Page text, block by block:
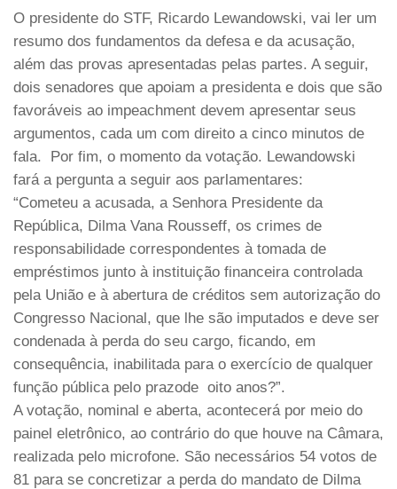
O presidente do STF, Ricardo Lewandowski, vai ler um
resumo dos fundamentos da defesa e da acusação,
além das provas apresentadas pelas partes. A seguir,
dois senadores que apoiam a presidenta e dois que são
favoráveis ao impeachment devem apresentar seus
argumentos, cada um com direito a cinco minutos de
fala. Por fim, o momento da votação. Lewandowski
fará a pergunta a seguir aos parlamentares:
“Cometeu a acusada, a Senhora Presidente da
República, Dilma Vana Rousseff, os crimes de
responsabilidade correspondentes à tomada de
empréstimos junto à instituição financeira controlada
pela União e à abertura de créditos sem autorização do
Congresso Nacional, que lhe são imputados e deve ser
condenada à perda do seu cargo, ficando, em
consequência, inabilitada para o exercício de qualquer
função pública pelo prazode oito anos?”.
A votação, nominal e aberta, acontecerá por meio do
painel eletrônico, ao contrário do que houve na Câmara,
realizada pelo microfone. São necessários 54 votos de
81 para se concretizar a perda do mandato de Dilma